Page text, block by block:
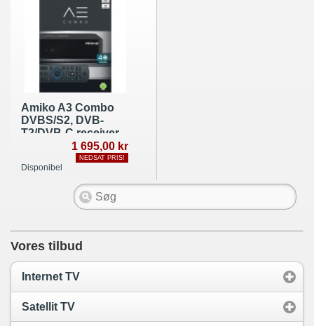
Amiko A3 Combo
DVBS/S2, DVB-
T2/DVB-C receiver
1 695,00 kr
NEDSAT PRIS!
Disponibel
Vores tilbud
Internet TV
Satellit TV